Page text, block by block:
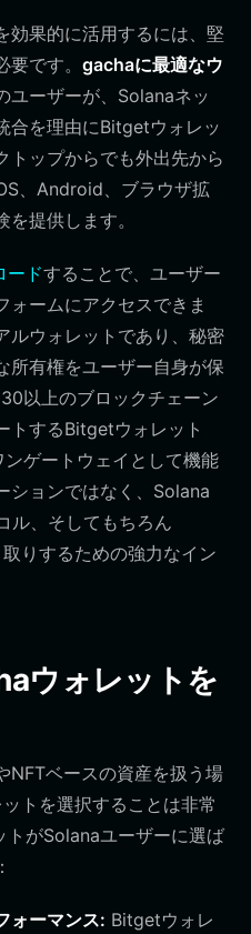
効果的に活用するには、堅
です。 gachaに最適なウ
ユーザーが、Solanaネッ
合を理由にBitgetウォレッ
トップからでも外出先から
、Android、ブラウザ拡
提供します。
ードすることで、ユーザー
ォームにアクセスできま
ルウォレットであり、秘密
所有権をユーザー自身が保
以上のブロックチェーン
トするBitgetウォレット
ゲートウェイとして機能
ションではなく、Solana
ル、そしてもちろん
りするための強力なイン
ウォレットを
NFTベースの資産を扱う場
トを選択することは非常
がSolanaユーザーに選ば
ォーマンス: Bitgetウォレ